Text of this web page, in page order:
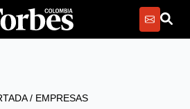
/ EMPRESAS